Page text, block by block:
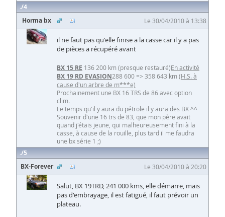
4
Horma bx
Le 30/04/2010 à 13:38
il ne faut pas qu'elle finise a la casse car il y a pas
de pièces a récupéré avant
BX 15 RE 136 200 km (presque restauré)En activité
BX 19 RD EVASION288 600 => 358 643 km (H.S. à
cause d'un arbre de m***e)
Prochainement une BX 16 TRS de 86 avec option
clim.
Le temps qu'il y aura du pétrole il y aura des BX ^^
Souvenir d'une 16 trs de 83, que mon père avait
quand j'étais jeune, qui malheureusement fini à la
casse, à cause de la rouille, plus tard il me faudra
une bx série 1 ;)
5
BX-Forever
Le 30/04/2010 à 20:20
Salut, BX 19TRD, 241 000 kms, elle démarre, mais
pas d'embrayage, il est fatigué, il faut prévoir un
plateau.